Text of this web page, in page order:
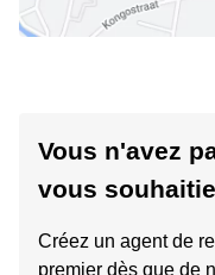
Vous n'avez
vous
Créez un agent de
premier dès que de